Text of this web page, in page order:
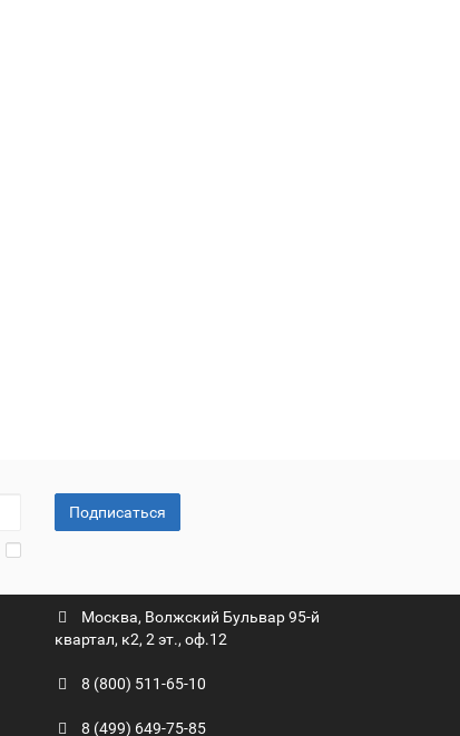
Подписаться
Москва, Волжский Бульвар 95-й
квартал, к2, 2 эт., оф.12
8 (800) 511-65-10
8 (499) 649-75-85